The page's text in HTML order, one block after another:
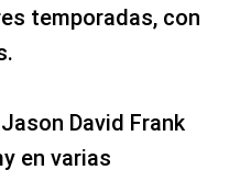
temporadas, con
David Frank
en varias